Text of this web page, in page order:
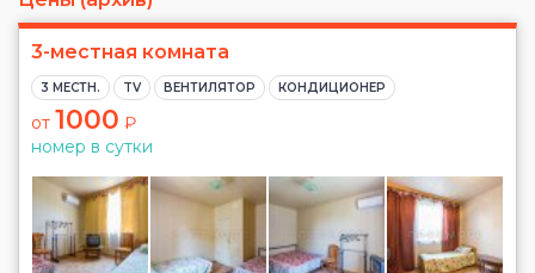
3-местная комната
3 МЕСТН. TV ВЕНТИЛЯТОР КОНДИЦИОНЕР
от 1000 ₽
номер в сутки